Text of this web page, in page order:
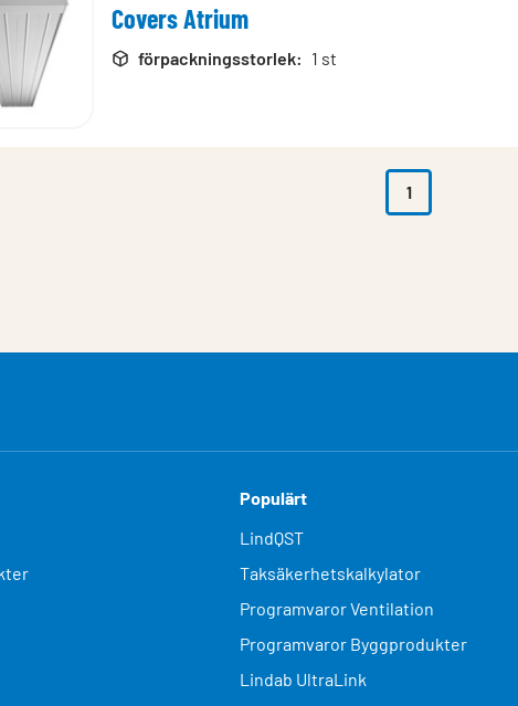
Covers Atrium
förpackningsstorlek: 1 st
1
Populärt
LindQST
Taksäkerhetskalkylator
Programvaror Ventilation
Programvaror Byggprodukter
Lindab UltraLink